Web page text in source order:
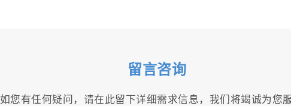
留言咨询
如您有任何疑问，请在此留下详细需求信息，我们将竭诚为您